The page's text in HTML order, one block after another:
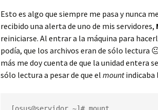
Esto es algo que siempre me pasa y nunca
recibido una alerta de uno de mis servidores,
reiniciarse. Al entrar a la máquina para
podía, que los archivos eran de sólo lectura
más me doy cuenta de que la unidad entera
sólo lectura a pesar de que el mountindicaba